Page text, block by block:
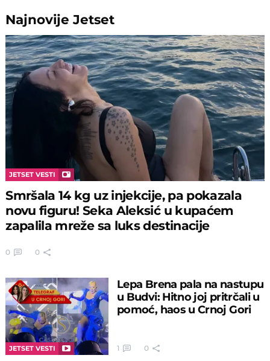
NajnovijeJetset
JETSET VESTI
Smršala 14 kg uz injekcije, pa pokazala
novu figuru! Seka Aleksić u kupaćem
zapalila mreže sa luks destinacije
0 0
JETSET VESTI
Lepa Brena pala na nastupu
u Budvi: Hitno joj pritrčali u
pomoć, haos u Crnoj Gori
1 0